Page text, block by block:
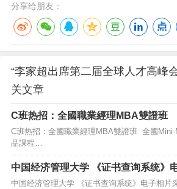
分享给朋友：
“李家超出席第二届全球人才高峰
关文章
C班热招：全國職業經理MBA雙證班
C班热招：全國職業經理MBA雙證班 全國
品課程…
中国经济管理大学 《证书查询系统》
通知
中国经济管理大学 《证书查询系统》电子相片